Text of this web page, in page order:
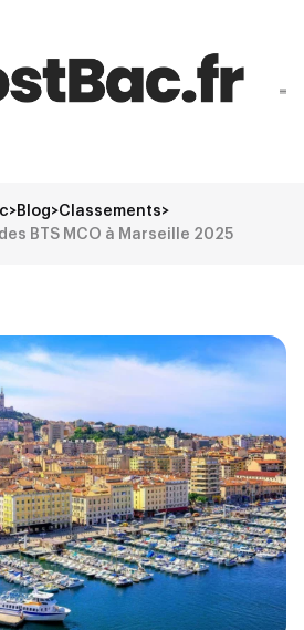
>Blog>Classements>
BTS MCO à Marseille 2025